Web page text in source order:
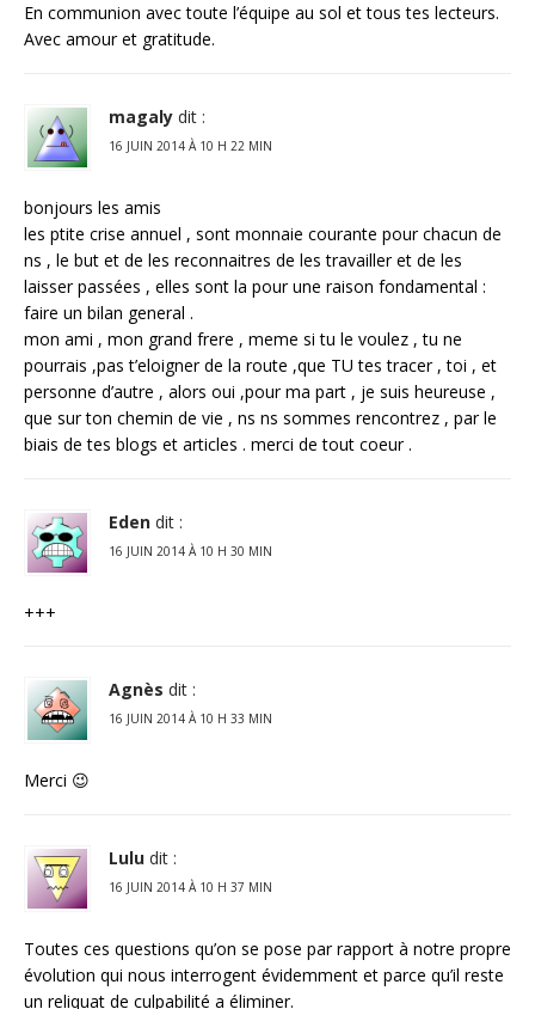
En communion avec toute l’équipe au sol et tous tes lecteurs.
Avec amour et gratitude.
magaly dit :
16 JUIN 2014 À 10 H 22 MIN
bonjours les amis
les ptite crise annuel , sont monnaie courante pour chacun de
ns , le but et de les reconnaitres de les travailler et de les
laisser passées , elles sont la pour une raison fondamental :
faire un bilan general .
mon ami , mon grand frere , meme si tu le voulez , tu ne
pourrais ,pas t’eloigner de la route ,que TU tes tracer , toi , et
personne d’autre , alors oui ,pour ma part , je suis heureuse ,
que sur ton chemin de vie , ns ns sommes rencontrez , par le
biais de tes blogs et articles . merci de tout coeur .
Eden dit :
16 JUIN 2014 À 10 H 30 MIN
+++
Agnès dit :
16 JUIN 2014 À 10 H 33 MIN
Merci 😉
Lulu dit :
16 JUIN 2014 À 10 H 37 MIN
Toutes ces questions qu’on se pose par rapport à notre propre
évolution qui nous interrogent évidemment et parce qu’il reste
un reliquat de culpabilité a éliminer.